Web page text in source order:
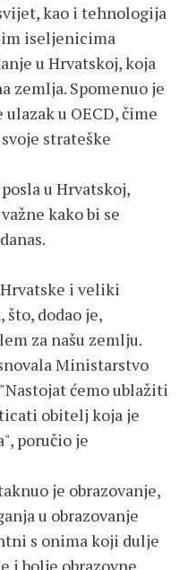
kao i tehnologija
iseljenicima
u Hrvatskoj, koja
zemlja. Spomenuo je
u OECD, čime
strateške
u Hrvatskoj,
kako bi se
i veliki
dodao je,
za našu zemlju.
Ministarstvo
ćemo ublažiti
obitelj koja je
poručio je
je obrazovanje,
u obrazovanje
s onima koji dulje